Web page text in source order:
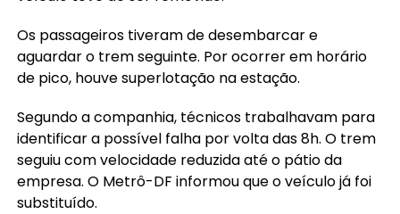
Os passageiros tiveram de desembarcar e
aguardar o trem seguinte. Por ocorrer em horário
de pico, houve superlotação na estação.
Segundo a companhia, técnicos trabalhavam para
identificar a possível falha por volta das 8h. O trem
seguiu com velocidade reduzida até o pátio da
empresa. O Metrô-DF informou que o veículo já foi
substituído.